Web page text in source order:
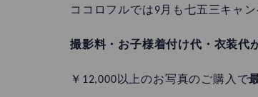
ココロフルでは9月も七五三キャ
撮影料・お子様着付け代・衣装代
￥12,000以上のお写真のご購入で